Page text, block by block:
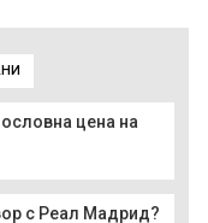
цена на
с Реал Мадрид?